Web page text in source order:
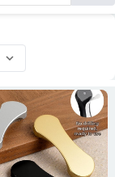
keyboard_arrow_down